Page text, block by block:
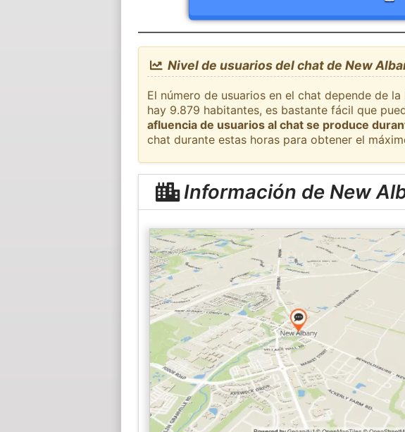
Nivel de usuarios del chat de New
El número de usuarios en el chat depende de
hay 9.879 habitantes, es bastante fácil que
afluencia de usuarios al chat se produce
chat durante estas horas para obtener el
Información de New